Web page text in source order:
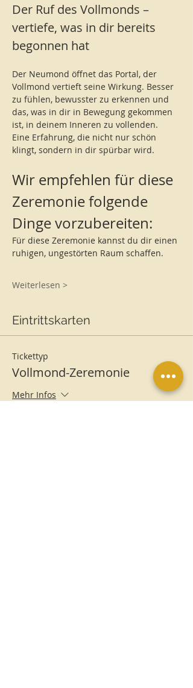
Der Ruf des Vollmonds –
vertiefe, was in dir bereits
begonnen hat
Der Neumond öffnet das Portal, der
Vollmond vertieft seine Wirkung. Besser
zu fühlen, bewusster zu erkennen und
das, was in dir in Bewegung gekommen
ist, in deinem Inneren zu vollenden.
Eine Erfahrung, die nicht nur schön
klingt, sondern in dir spürbar wird.
Wir empfehlen für diese
Zeremonie folgende
Dinge vorzubereiten:
Für diese Zeremonie kannst du dir einen
ruhigen, ungestörten Raum schaffen.
Weiterlesen >
Eintrittskarten
Tickettyp
Vollmond-Zeremonie
Mehr Infos